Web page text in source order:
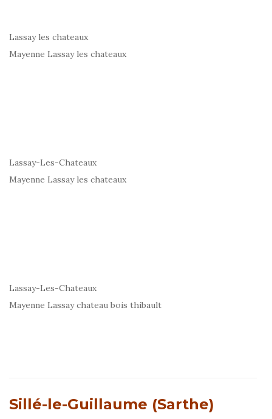
Lassay les chateaux
Mayenne Lassay les chateaux
Lassay-Les-Chateaux
Mayenne Lassay les chateaux
Lassay-Les-Chateaux
Mayenne Lassay chateau bois thibault
Sillé-le-Guillaume (Sarthe)